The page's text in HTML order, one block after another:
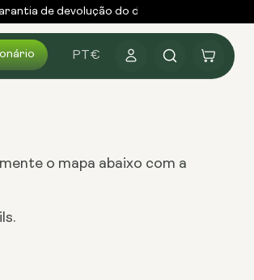
de devolução do dinheiro
PT€
Iniciar
sessão
Carrinho
o mapa abaixo com a